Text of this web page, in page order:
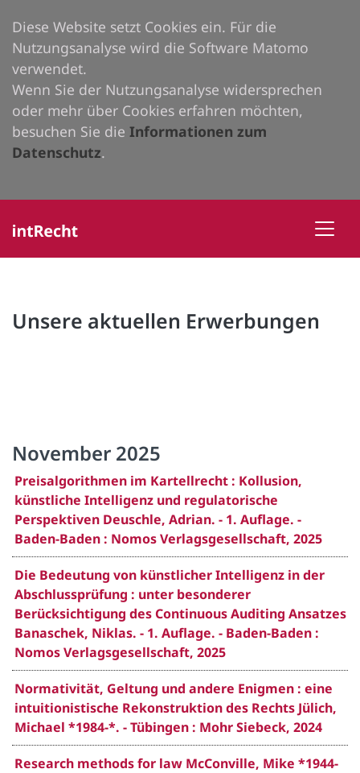
Diese Website setzt Cookies ein. Für die
Nutzungsanalyse wird die Software Matomo
verwendet.
Wenn Sie der Nutzungsanalyse widersprechen
oder mehr über Cookies erfahren möchten,
besuchen Sie die Informationen zum
Datenschutz.
Unsere aktuellen Erwerbungen
November 2025
Preisalgorithmen im Kartellrecht : Kollusion,
künstliche Intelligenz und regulatorische
Perspektiven Deuschle, Adrian. - 1. Auflage. -
Baden-Baden : Nomos Verlagsgesellschaft, 2025
Die Bedeutung von künstlicher Intelligenz in der
Abschlussprüfung : unter besonderer
Berücksichtigung des Continuous Auditing Ansatzes
Banaschek, Niklas. - 1. Auflage. - Baden-Baden :
Nomos Verlagsgesellschaft, 2025
Normativität, Geltung und andere Enigmen : eine
intuitionistische Rekonstruktion des Rechts Jülich,
Michael *1984-*. - Tübingen : Mohr Siebeck, 2024
Research methods for law McConville, Mike *1944-